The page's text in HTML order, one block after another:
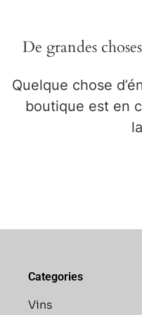
De grandes
Quelque chose
boutique est en
Categories
Vins